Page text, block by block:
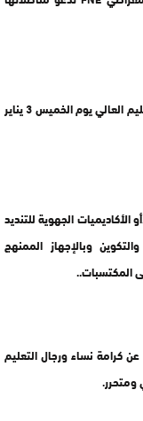
خوض إضراب وطني عام بالتربية الوطنية وإدارات التعليم العالي يوم الخميس 3 يناير
الجهوية للتنديد
وبالإجهاز الممنهج
المكتسبات..
كرامة نساء ورجال التعليم